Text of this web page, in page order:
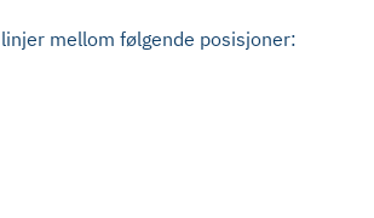
mellom følgende posisjoner: